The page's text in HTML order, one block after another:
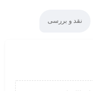
نقد و بررسی